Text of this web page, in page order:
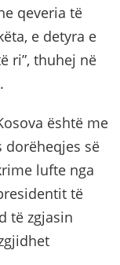
qeveria të
e detyra e
ri”, thuhej në
është me
dorëheqjes së
lufte nga
të
të zgjasin